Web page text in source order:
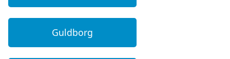
Guldborg